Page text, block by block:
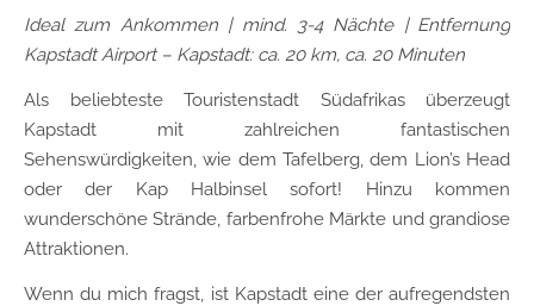
Ideal zum Ankommen| mind. 3-4 Nächte | Entfernung
Kapstadt Airport – Kapstadt: ca. 20 km, ca. 20 Minuten
Als beliebteste Touristenstadt Südafrikas überzeugt
Kapstadt mit zahlreichen fantastischen
Sehenswürdigkeiten, wie dem Tafelberg, dem Lion’s Head
oder der Kap Halbinsel sofort! Hinzu kommen
wunderschöne Strände, farbenfrohe Märkte und grandiose
Attraktionen.
Wenn du mich fragst, ist Kapstadt eine der aufregendsten